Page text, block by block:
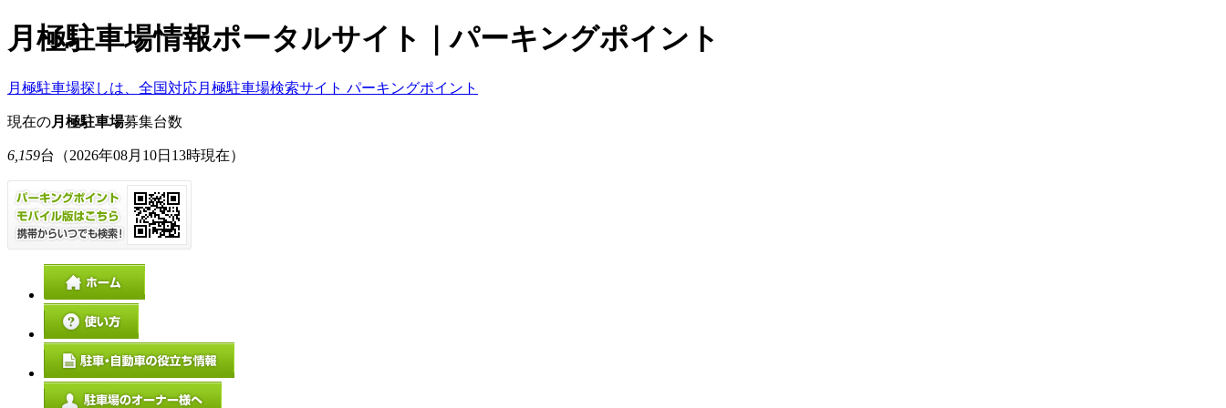
月極駐車場情報ポータルサイト｜パーキングポイント
月極駐車場探しは、全国対応月極駐車場検索サイト パーキングポイント
現在の月極駐車場募集台数
6,159台 （2026年08月10日13時現在）